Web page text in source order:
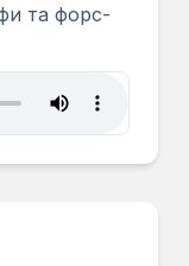
та форс-